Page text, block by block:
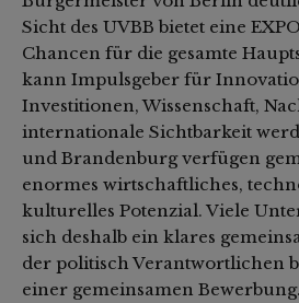
Sicht des UVBB bietet eine
Chancen für die gesamte
kann Impulsgeber für
Investitionen, Wissenschaft,
internationale Sichtbarkeit
und Brandenburg verfügen
enormes wirtschaftliches,
kulturelles Potenzial. Viele
sich deshalb ein klares
der politisch Verantwortlichen
einer gemeinsamen